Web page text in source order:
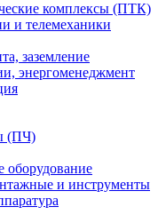
комплексы (ПТК)
и телемеханики
заземление
энергоменеджмент
(ПЧ)
и инструменты